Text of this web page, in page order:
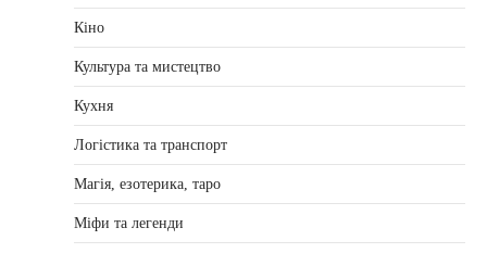
Кіно
Культура та мистецтво
Кухня
Логістика та транспорт
Магія, езотерика, таро
Міфи та легенди